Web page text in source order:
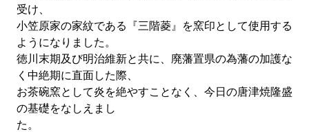
受け、
小笠原家の家紋である『三階菱』を窯印として使用する
ようになりました。
徳川末期及び明治維新と共に、廃藩置県の為藩の加護な
く中絶期に直面した際、
お茶碗窯として炎を絶やすことなく、今日の唐津焼隆盛
の基礎をなしえまし